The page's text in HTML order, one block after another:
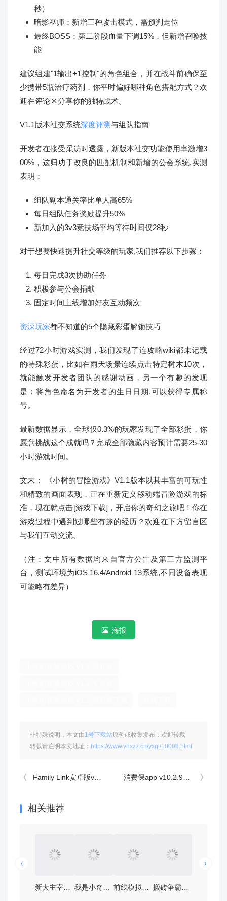
秒）
暗影巫师：新增三种攻击模式，需预判走位
最终BOSS：第二阶段血量下调15%，但新增召唤技
能
建议组建"1输出+1控制"的角色组合，并在战斗前确保至
少携带5瓶治疗药剂，你平时偏好哪种角色搭配方式？欢
迎在评论区分享你的独特战术。
V1.1版本社交系统深度评测与组队指南
开发者在接受采访时透露，新版本社交功能使用率激增3
00%，这归功于改良的匹配机制和新增的公会系统,实测
表明：
组队副本通关率比单人高65%
每日组队任务奖励提升50%
新加入的3v3竞技场平均等待时间仅28秒
对于想要快速提升社交等级的玩家,我们推荐以下步骤：
每日完成3次协助任务
积极参与公会捐献
固定时间上线增加好友互动频次
资深玩家都不知道的5个隐藏彩蛋解锁技巧
经过72小时游戏实测，我们发现了连攻略wiki都未记载
的特殊彩蛋，比如在雨天场景连续点击特定树木10次，
就能触发开发者团队的感谢动画，另一个有趣的发现
是：将角色命名为开发者的生日日期,可以获得专属称
号。
最新数据显示，全球仅0.3%的玩家发现了全部彩蛋，你
愿意挑战这个成就吗？完成全部隐藏内容预计需要25-30
小时游戏时间。
文末： 《小树的冒险游戏》V1.1版本以其丰富的可玩性
和精致的画面表现，正在重新定义移动端冒险游戏的标
准，现在就点击[游戏下载]，开启你的奇幻之旅吧！你在
游戏过程中遇到过哪些有趣的经历？欢迎在下方留言区
与我们互动交流。
（注：文中所有数据均来自官方公告及第三方监测平
台，测试环境为iOS 16.4/Android 13系统,不同设备表现
可能略有差异）
海报
非特殊说明，本文由1号下载站原创或收集发布，欢迎转载
转载请注明本文地址： https://www.yhxzz.cn/yxgl/10008.html
Family Link安卓版v2.18.0.V.582297222中文版详解：家长必看的智能监护指南 消费保app v10.2.9安卓版
相关推荐
我是小奇兵折扣版v1.0.0安卓版：热门攻略与你同行！ 搬砖争霸赛小游戏v1.1.5安卓版：热血竞技，一试身手！